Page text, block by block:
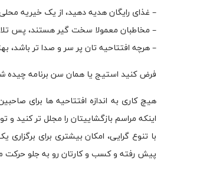
– غذای رایگان هدیه دهید، از یک خیریه محلی
– مخاطبان معمولا سخت گیر هستند، پس
– هرچه افتتاحیه تان پر سر و صدا تر
فرض کنید استیج یا همان سن برنامه چیده
هیچ کاری به اندازه افتتاحیه ها برای
اینکه مراسم بازگشاییتان را مجلل تر
با تنوع گرایی، امکان بیشتری برای
پیش رفته و کسب و کارتان رو به جلو حرکت